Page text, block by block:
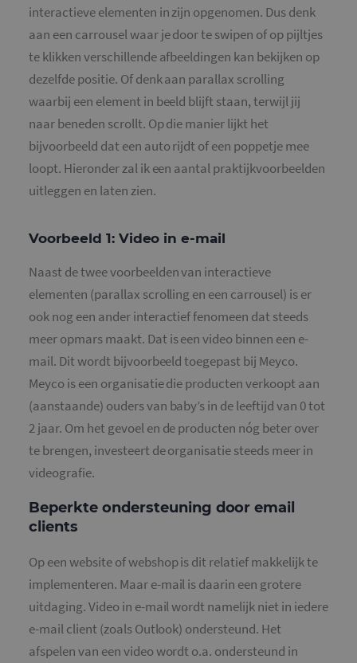
interactieve elementen in zijn opgenomen. Dus denk
aan een carrousel waar je door te swipen of op pijltjes
te klikken verschillende afbeeldingen kan bekijken op
dezelfde positie. Of denk aan parallax scrolling
waarbij een element in beeld blijft staan, terwijl jij
naar beneden scrollt. Op die manier lijkt het
bijvoorbeeld dat een auto rijdt of een poppetje mee
loopt. Hieronder zal ik een aantal praktijkvoorbeelden
uitleggen en laten zien.
Voorbeeld 1: Video in e-mail
Naast de twee voorbeelden van interactieve
elementen (parallax scrolling en een carrousel) is er
ook nog een ander interactief fenomeen dat steeds
meer opmars maakt. Dat is een video binnen een e-
mail. Dit wordt bijvoorbeeld toegepast bij Meyco.
Meyco is een organisatie die producten verkoopt aan
(aanstaande) ouders van baby’s in de leeftijd van 0 tot
2 jaar. Om het gevoel en de producten nóg beter over
te brengen, investeert de organisatie steeds meer in
videografie.
Beperkte ondersteuning door email
clients
Op een website of webshop is dit relatief makkelijk te
implementeren. Maar e-mail is daarin een grotere
uitdaging. Video in e-mail wordt namelijk niet in iedere
e-mail client (zoals Outlook) ondersteund. Het
afspelen van een video wordt o.a. ondersteund in